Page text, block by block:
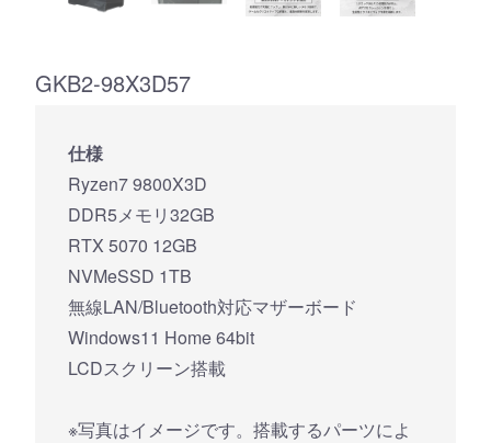
GKB2-98X3D57
仕様
Ryzen7 9800X3D
DDR5メモリ32GB
RTX 5070 12GB
NVMeSSD 1TB
無線LAN/Bluetooth対応マザーボード
Windows11 Home 64bit
LCDスクリーン搭載
※写真はイメージです。搭載するパーツによ